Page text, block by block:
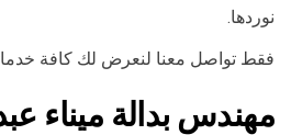
نوردها.
فقط تواصل معنا لنعرض لك كافة
مهندس بدالة ميناء